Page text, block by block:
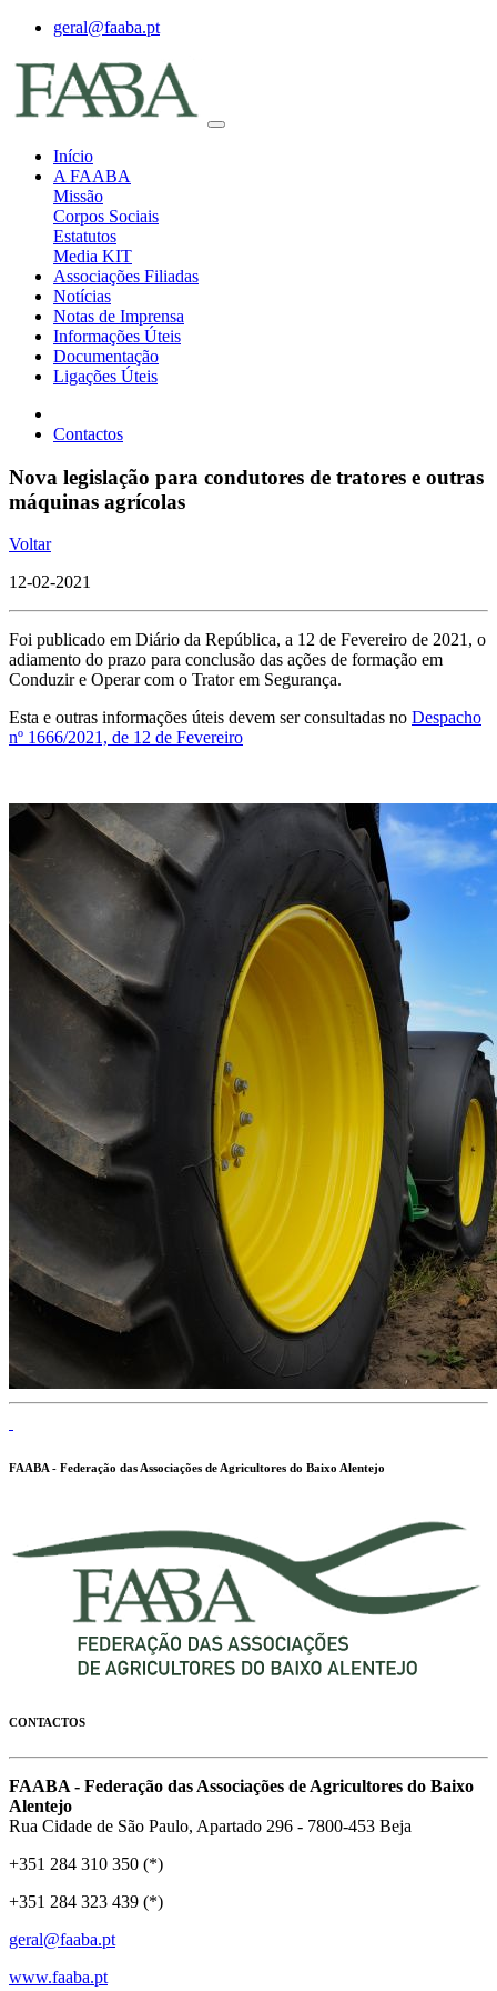
geral@faaba.pt
Início
A FAABA
Missão
Corpos Sociais
Estatutos
Media KIT
Associações Filiadas
Notícias
Notas de Imprensa
Informações Úteis
Documentação
Ligações Úteis
Contactos
Nova legislação para condutores de tratores e outras
máquinas agrícolas
Voltar
12-02-2021
Foi publicado em Diário da República, a 12 de Fevereiro de 2021, o
adiamento do prazo para conclusão das ações de formação em
Conduzir e Operar com o Trator em Segurança.
Esta e outras informações úteis devem ser consultadas no Despacho
nº 1666/2021, de 12 de Fevereiro
FAABA - Federação das Associações de Agricultores do Baixo Alentejo
CONTACTOS
FAABA - Federação das Associações de Agricultores do Baixo
Alentejo
Rua Cidade de São Paulo, Apartado 296 - 7800-453 Beja
+351 284 310 350 (*)
+351 284 323 439 (*)
geral@faaba.pt
www.faaba.pt